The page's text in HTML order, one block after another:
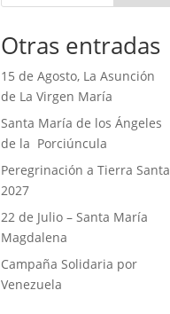
Otras entradas
15 de Agosto, La Asunción
de La Virgen María
Santa María de los Ángeles
de la Porciúncula
Peregrinación a Tierra Santa
2027
22 de Julio – Santa María
Magdalena
Campaña Solidaria por
Venezuela